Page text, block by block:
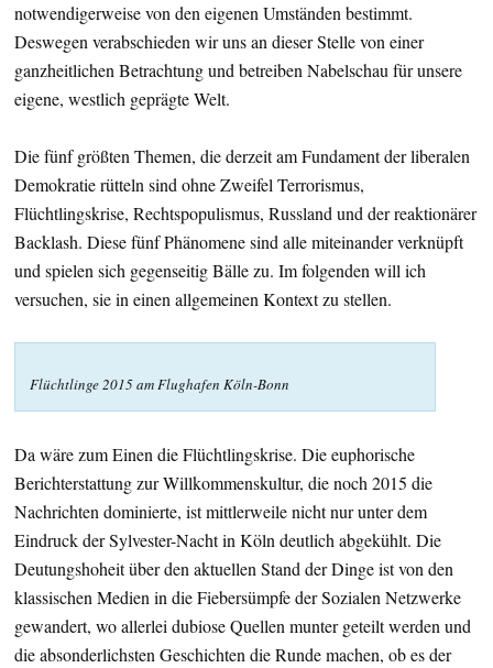
notwendigerweise von den eigenen Umständen bestimmt.
Deswegen verabschieden wir uns an dieser Stelle von einer
ganzheitlichen Betrachtung und betreiben Nabelschau für unsere
eigene, westlich geprägte Welt.
Die fünf größten Themen, die derzeit am Fundament der liberalen
Demokratie rütteln sind ohne Zweifel Terrorismus,
Flüchtlingskrise, Rechtspopulismus, Russland und der reaktionärer
Backlash. Diese fünf Phänomene sind alle miteinander verknüpft
und spielen sich gegenseitig Bälle zu. Im folgenden will ich
versuchen, sie in einen allgemeinen Kontext zu stellen.
Flüchtlinge 2015 am Flughafen Köln-Bonn
Da wäre zum Einen die Flüchtlingskrise. Die euphorische
Berichterstattung zur Willkommenskultur, die noch 2015 die
Nachrichten dominierte, ist mittlerweile nicht nur unter dem
Eindruck der Sylvester-Nacht in Köln deutlich abgekühlt. Die
Deutungshoheit über den aktuellen Stand der Dinge ist von den
klassischen Medien in die Fiebersümpfe der Sozialen Netzwerke
gewandert, wo allerlei dubiose Quellen munter geteilt werden und
die absonderlichsten Geschichten die Runde machen, ob es der